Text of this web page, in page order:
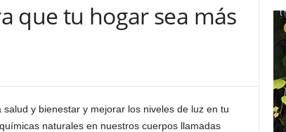
que tu hogar sea más
y bienestar y mejorar los niveles de luz en tu
naturales en nuestros cuerpos llamadas